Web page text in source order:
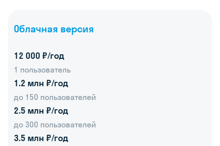
Облачная версия
12 000 ₽/год
1 пользователь
1.2 млн ₽/год
до 150 пользователей
2.5 млн ₽/год
до 300 пользователей
3.5 млн ₽/год